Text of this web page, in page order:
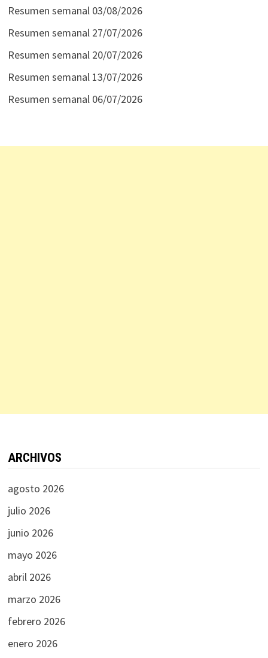
Resumen semanal 03/08/2026
Resumen semanal 27/07/2026
Resumen semanal 20/07/2026
Resumen semanal 13/07/2026
Resumen semanal 06/07/2026
ARCHIVOS
agosto 2026
julio 2026
junio 2026
mayo 2026
abril 2026
marzo 2026
febrero 2026
enero 2026